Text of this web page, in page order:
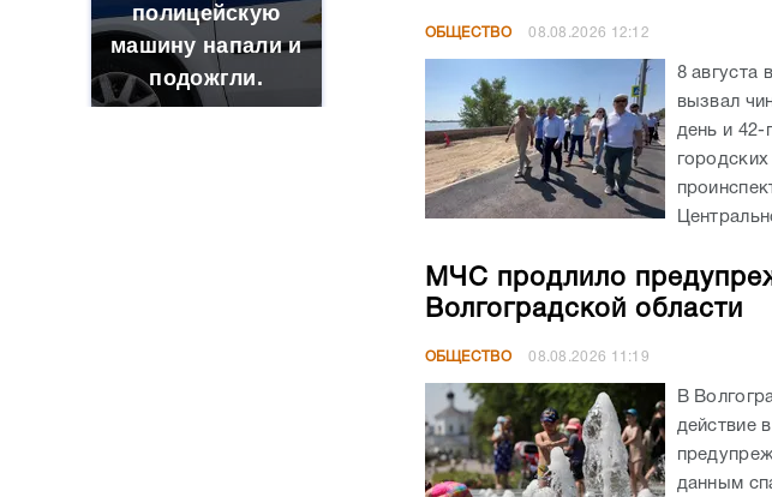
полицейскую
машину напали и
подожгли.
ОБЩЕСТВО 08.08.2026 12:12
8 августа
вызвал
день и 42-
МЧС продлило
Волгоградской области
ОБЩЕСТВО 08.08.2026 11:19
В
действие
данным